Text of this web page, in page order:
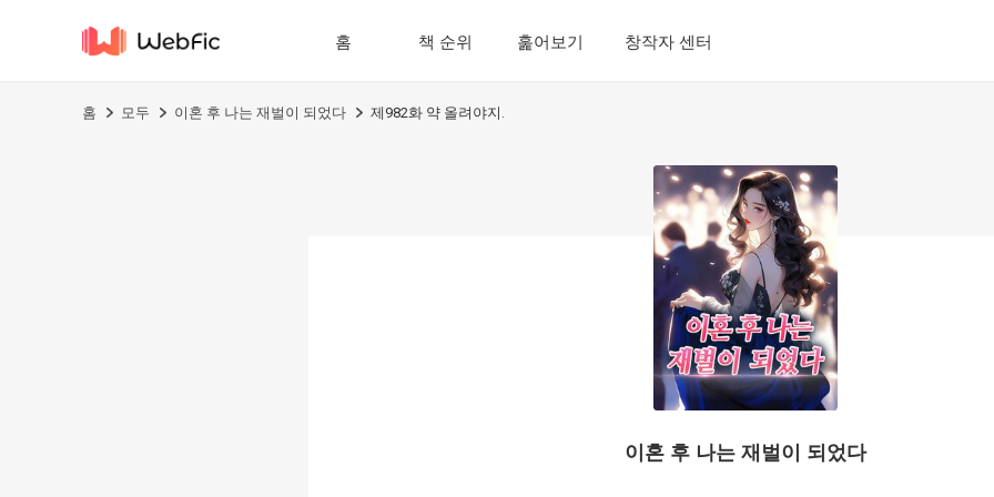
홈 책 순위 훑어보기 창작자 센터
홈 모두 이혼 후 나는 재벌이 되었다 제982화 약 올려야지.
이혼 후 나는 재벌이 되었다